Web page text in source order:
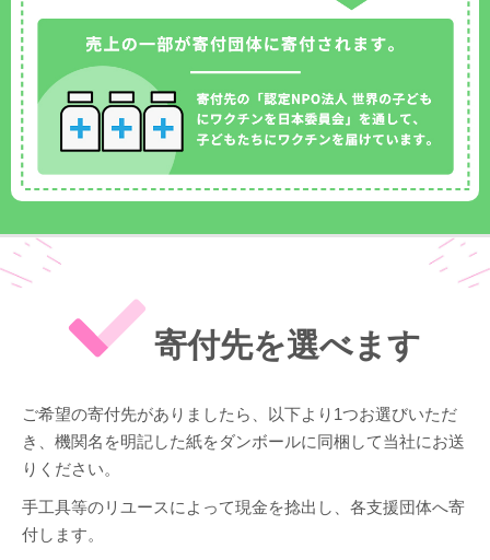
寄付先を選べます
ご希望の寄付先がありましたら、以下より1つお選びいただ
き、機関名を明記した紙をダンボールに同梱して当社にお送
りください。
手工具等のリユースによって現金を捻出し、各支援団体へ寄
付します。